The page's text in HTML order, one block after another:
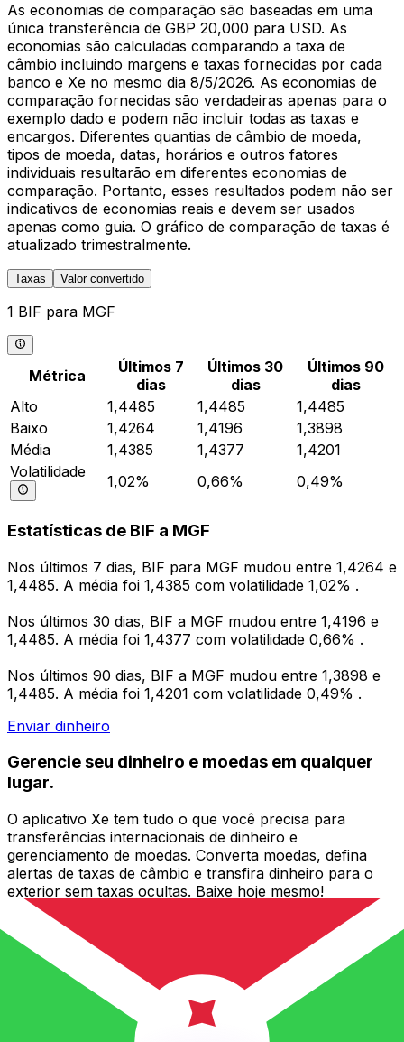
As economias de comparação são baseadas em uma
única transferência de GBP 20,000 para USD. As
economias são calculadas comparando a taxa de
câmbio incluindo margens e taxas fornecidas por cada
banco e Xe no mesmo dia 8/5/2026. As economias de
comparação fornecidas são verdadeiras apenas para o
exemplo dado e podem não incluir todas as taxas e
encargos. Diferentes quantias de câmbio de moeda,
tipos de moeda, datas, horários e outros fatores
individuais resultarão em diferentes economias de
comparação. Portanto, esses resultados podem não ser
indicativos de economias reais e devem ser usados
apenas como guia. O gráfico de comparação de taxas é
atualizado trimestralmente.
Taxas Valor convertido
1 BIF para MGF
Métrica
Últimos 7
dias
Últimos 30
dias
Últimos 90
dias
Alto
1,4485 1,4485
1,4485
Baixo
1,4264 1,4196
1,3898
Média
1,4385 1,4377
1,4201
Volatilidade
1,02% 0,66% 0,49%
Estatísticas de BIF a MGF
Nos últimos 7 dias, BIF para MGF mudou entre 1,4264 e
1,4485. A média foi 1,4385 com volatilidade 1,02% .
Nos últimos 30 dias, BIF a MGF mudou entre 1,4196 e
1,4485. A média foi 1,4377 com volatilidade 0,66% .
Nos últimos 90 dias, BIF a MGF mudou entre 1,3898 e
1,4485. A média foi 1,4201 com volatilidade 0,49% .
Enviar dinheiro
Gerencie seu dinheiro e moedas em qualquer
lugar.
O aplicativo Xe tem tudo o que você precisa para
transferências internacionais de dinheiro e
gerenciamento de moedas. Converta moedas, defina
alertas de taxas de câmbio e transfira dinheiro para o
exterior sem taxas ocultas. Baixe hoje mesmo!